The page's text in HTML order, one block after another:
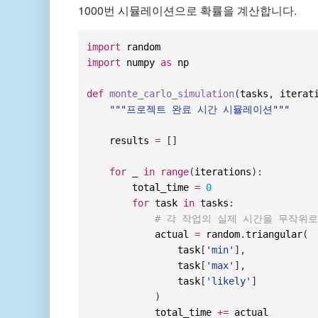
1000번 시뮬레이션으로 확률을 계산합니다.
import
import numpy as np
def monte_carlo_simulation(tasks ,
"""프로젝트 완료 시간 시뮬레이션"""
    results
= [ ]
for in range(iterations) :
        total_time
= 0
for task in tasks :
# 각 작업의 실제 시간을 무작위
            actual
= random.triangular(
                task
[ 'min' ] ,
                task
[ 'max' ] ,
                task
[ 'likely' ]
)
            total_time
+= actual